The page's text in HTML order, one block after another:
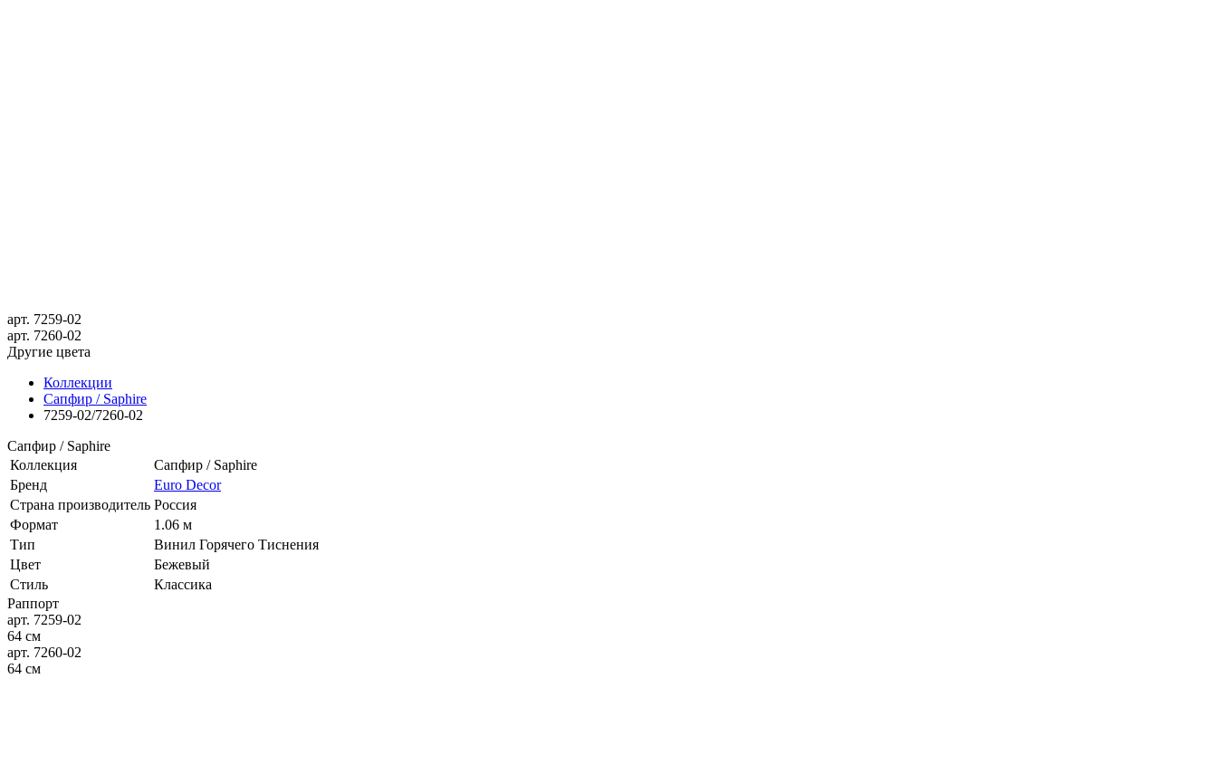
арт. 7259-02
арт. 7260-02
Другие цвета
Коллекции
Сапфир / Saphire
7259-02/7260-02
Сапфир / Saphire
Коллекция
Сапфир / Saphire
Бренд
Euro Decor
Страна производитель Россия
Формат
1.06 м
Тип
Винил Горячего Тиснения
Цвет
Бежевый
Стиль
Классика
Раппорт
арт. 7259-02
64 см
арт. 7260-02
64 см